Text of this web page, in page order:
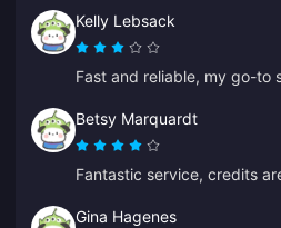
Kelly Lebsack
Fast and reliable, my go-to
Betsy Marquardt
Fantastic service, credits
Gina Hagenes